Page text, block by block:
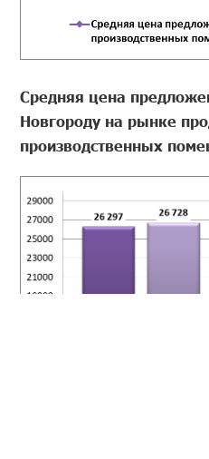
Средняя цена
Новгороду на рынке
производственных